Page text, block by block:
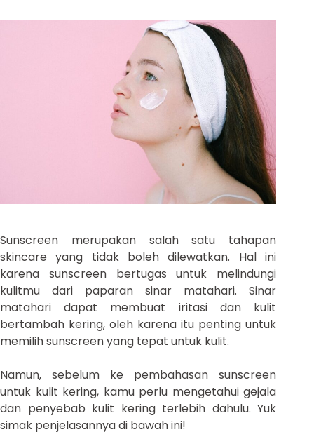
Sunscreen merupakan salah satu tahapan
skincare yang tidak boleh dilewatkan. Hal ini
karena sunscreen bertugas untuk melindungi
kulitmu dari paparan sinar matahari. Sinar
matahari dapat membuat iritasi dan kulit
bertambah kering, oleh karena itu penting untuk
memilih sunscreen yang tepat untuk kulit.
Namun, sebelum ke pembahasan sunscreen
untuk kulit kering, kamu perlu mengetahui gejala
dan penyebab kulit kering terlebih dahulu. Yuk
simak penjelasannya di bawah ini!